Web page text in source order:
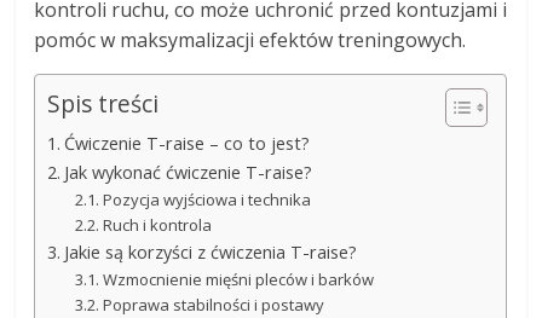
kontroli ruchu, co może uchronić przed kontuzjami i
pomóc w maksymalizacji efektów treningowych.
Spis treści
Ćwiczenie T-raise – co to jest?
Jak wykonać ćwiczenie T-raise?
Pozycja wyjściowa i technika
Ruch i kontrola
Jakie są korzyści z ćwiczenia T-raise?
Wzmocnienie mięśni pleców i barków
Poprawa stabilności i postawy